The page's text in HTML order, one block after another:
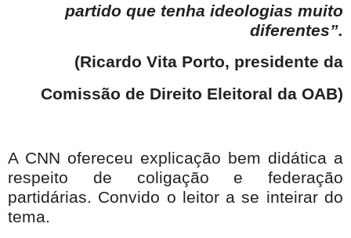
partido que tenha ideologias muito
diferentes”.
(Ricardo Vita Porto, presidente da
Comissão de Direito Eleitoral da OAB)
A CNN ofereceu explicação bem didática a
respeito de coligação e federação
partidárias. Convido o leitor a se inteirar do
tema.